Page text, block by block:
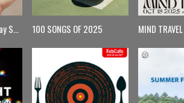
【月曜更新】Monday Spin 100 SONGS OF 2025 MIND TRAVEL